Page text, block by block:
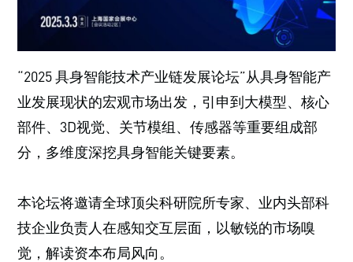
“2025 具身智能技术产业链发展论坛”从具身智能产
业发展现状的宏观市场出发，引申到大模型、核心
部件、3D视觉、关节模组、传感器等重要组成部
分，多维度深挖具身智能关键要素。
本论坛将邀请全球顶尖科研院所专家、业内头部科
技企业负责人在感知交互层面，以敏锐的市场嗅
觉，解读资本布局风向。